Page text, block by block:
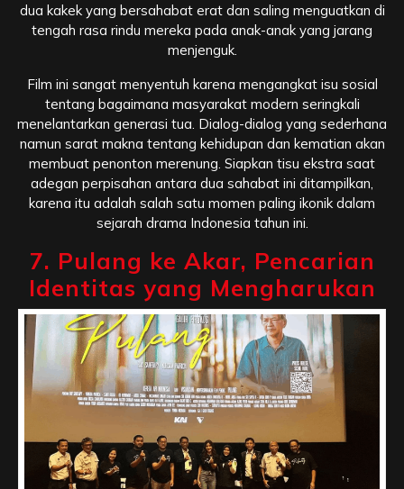
dua kakek yang bersahabat erat dan saling menguatkan di
tengah rasa rindu mereka pada anak-anak yang jarang
menjenguk.
Film ini sangat menyentuh karena mengangkat isu sosial
tentang bagaimana masyarakat modern seringkali
menelantarkan generasi tua. Dialog-dialog yang sederhana
namun sarat makna tentang kehidupan dan kematian akan
membuat penonton merenung. Siapkan tisu ekstra saat
adegan perpisahan antara dua sahabat ini ditampilkan,
karena itu adalah salah satu momen paling ikonik dalam
sejarah drama Indonesia tahun ini.
7. Pulang ke Akar, Pencarian
Identitas yang Mengharukan